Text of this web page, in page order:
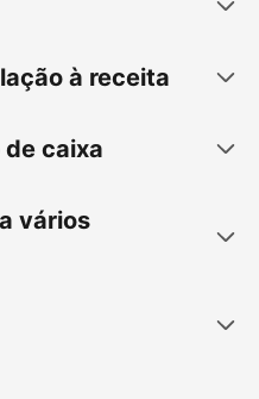
à receita
caixa
vários